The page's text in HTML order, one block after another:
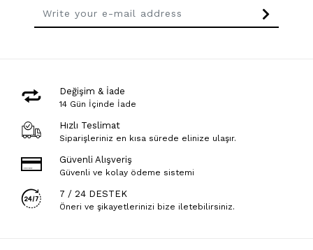
Değişim & İade
14 Gün İçinde İade
Hızlı Teslimat
Siparişleriniz en kısa sürede elinize ulaşır.
Güvenli Alışveriş
Güvenli ve kolay ödeme sistemi
7 / 24 DESTEK
Öneri ve şikayetlerinizi bize iletebilirsiniz.